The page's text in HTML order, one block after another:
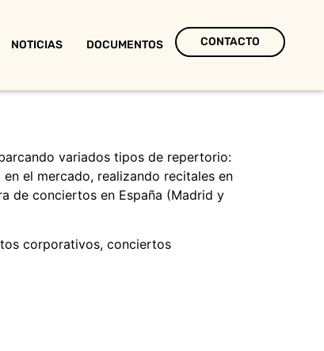
NOTICIAS DOCUMENTOS CONTACTO
variados tipos de repertorio:
el mercado, realizando recitales en
de conciertos en España (Madrid y
corporativos, conciertos